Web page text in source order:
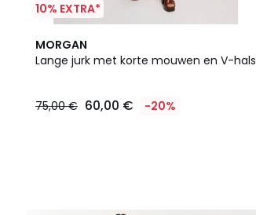
10% EXTRA*
MORGAN
Lange jurk met korte mouwen en V-hals
75,00 € 60,00 € -20%